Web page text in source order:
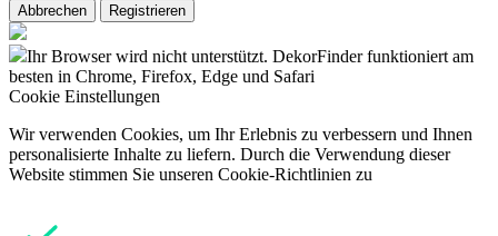
Abbrechen Registrieren
Ihr Browser wird nicht unterstützt. DekorFinder funktioniert am
besten in Chrome, Firefox, Edge und Safari
Cookie Einstellungen
Wir verwenden Cookies, um Ihr Erlebnis zu verbessern und Ihnen
personalisierte Inhalte zu liefern. Durch die Verwendung dieser
Website stimmen Sie unseren Cookie-Richtlinien zu